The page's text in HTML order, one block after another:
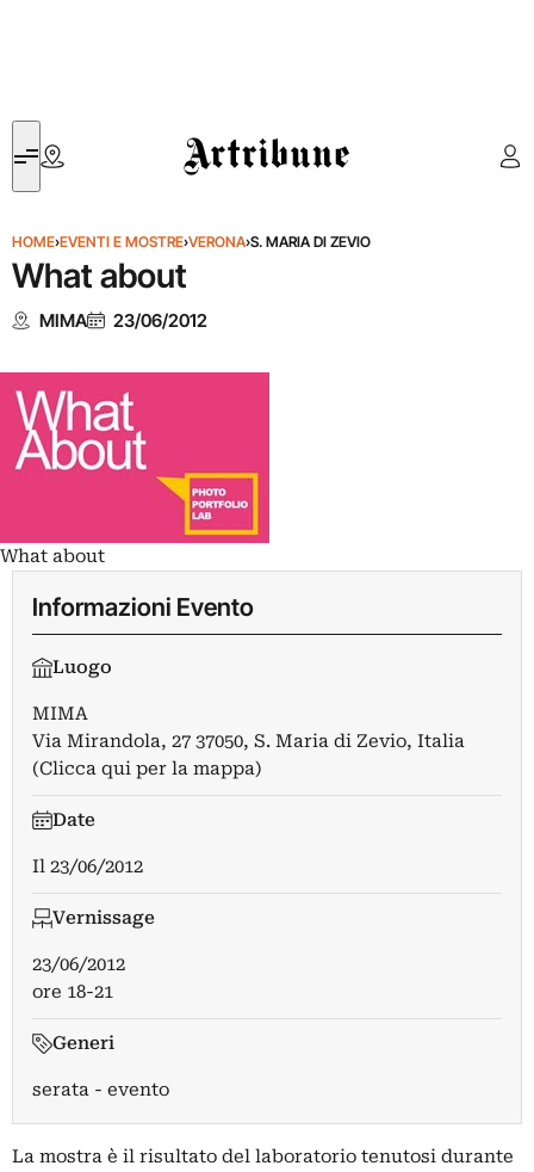
Artribune
HOME›EVENTI E MOSTRE›VERONA›S. MARIA DI ZEVIO
What about
MIMA 23/06/2012
What about
Informazioni Evento
Luogo
MIMA
Via Mirandola, 27 37050, S. Maria di Zevio, Italia
(Clicca qui per la mappa)
Date
Il 23/06/2012
Vernissage
23/06/2012
ore 18-21
Generi
serata - evento
La mostra è il risultato del laboratorio tenutosi durante